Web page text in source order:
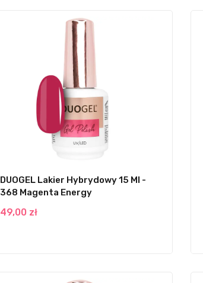
DUOGEL Lakier Hybrydowy 15 Ml -
368 Magenta Energy
49,00 zł